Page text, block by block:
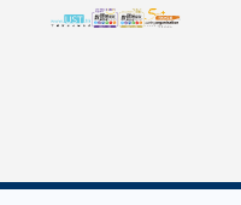
这位人工
智能专家
长经历说